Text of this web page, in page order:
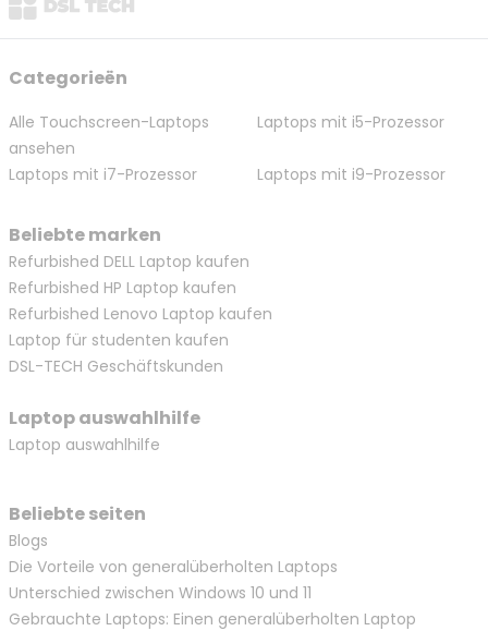
Categorieën
Alle Touchscreen-Laptops
ansehen
Laptops mit i5-Prozessor
Laptops mit i7-Prozessor Laptops mit i9-Prozessor
Beliebte marken
Refurbished DELL Laptop kaufen
Refurbished HP Laptop kaufen
Refurbished Lenovo Laptop kaufen
Laptop für studenten kaufen
DSL-TECH Geschäftskunden
Laptop auswahlhilfe
Laptop auswahlhilfe
Beliebte seiten
Blogs
Die Vorteile von generalüberholten Laptops
Unterschied zwischen Windows 10 und 11
Gebrauchte Laptops: Einen generalüberholten Laptop